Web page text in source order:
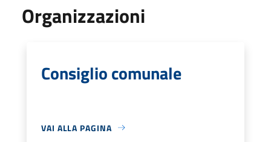
Organizzazioni
Consiglio comunale
VAI ALLA PAGINA